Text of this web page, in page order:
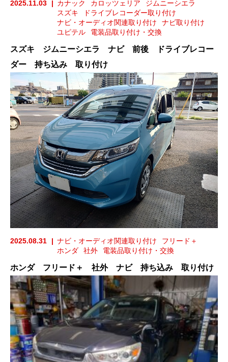
2025.11.03 カナック カロッツェリア
ジムニーシエラ
スズキ
ドライブレコーダー取り付け
ナビ・オーディオ関連取り付け
ナビ取り付け
ユピテル
電装品取り付け・交換
スズキ ジムニーシエラ ナビ 前後 ドライブレコー
ダー 持ち込み 取り付け
2025.08.31 ナビ・オーディオ関連取り付け
フリード＋
ホンダ
社外 電装品取り付け・交換
ホンダ フリード＋ 社外 ナビ 持ち込み 取り付け